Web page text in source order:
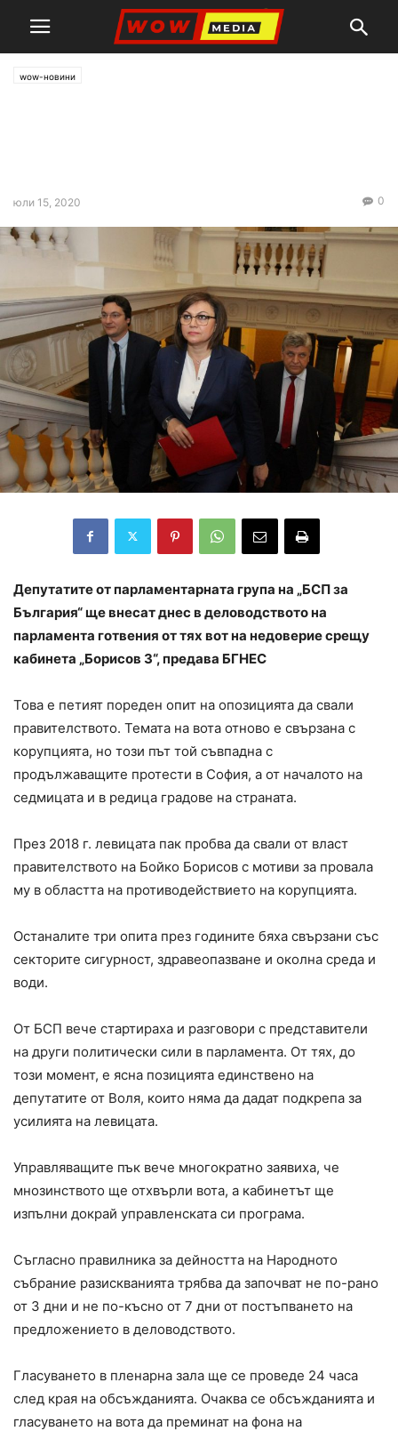
wow-новини
юли 15, 2020 0
Депутатите от парламентарната група на „БСП за
България“ ще внесат днес в деловодството на
парламента готвения от тях вот на недоверие срещу
кабинета „Борисов 3“, предава БГНЕС
Това е петият пореден опит на опозицията да свали
правителството. Темата на вота отново е свързана с
корупцията, но този път той съвпадна с
продължаващите протести в София, а от началото на
седмицата и в редица градове на страната.
През 2018 г. левицата пак пробва да свали от власт
правителството на Бойко Борисов с мотиви за провала
му в областта на противодействието на корупцията.
Останалите три опита през годините бяха свързани със
секторите сигурност, здравеопазване и околна среда и
води.
От БСП вече стартираха и разговори с представители
на други политически сили в парламента. От тях, до
този момент, е ясна позицията единствено на
депутатите от Воля, които няма да дадат подкрепа за
усилията на левицата.
Управляващите пък вече многократно заявиха, че
мнозинството ще отхвърли вота, а кабинетът ще
изпълни докрай управленската си програма.
Съгласно правилника за дейността на Народното
събрание разискванията трябва да започват не по-рано
от 3 дни и не по-късно от 7 дни от постъпването на
предложението в деловодството.
Гласуването в пленарна зала ще се проведе 24 часа
след края на обсъжданията. Очаква се обсъжданията и
гласуването на вота да преминат на фона на